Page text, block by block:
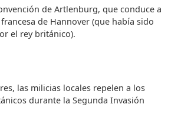
de Artlenburg, que conduce a
de Hannover (que había sido
el rey británico).
las milicias locales repelen a los
durante la Segunda Invasión